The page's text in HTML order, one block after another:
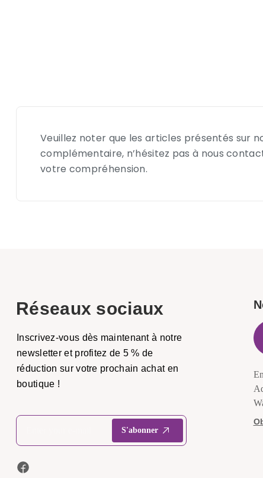
Veuillez noter que les articles présentés sur
complémentaire, n’hésitez pas à nous
votre compréhension.
Réseaux sociaux
Inscrivez-vous dès maintenant à notre
newsletter et profitez de 5 % de
réduction sur votre prochain achat en
boutique !